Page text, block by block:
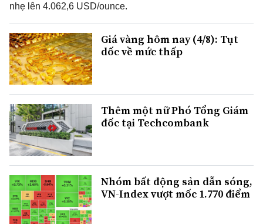
nhẹ lên 4.062,6 USD/ounce.
Giá vàng hôm nay (4/8): Tụt
dốc về mức thấp
Thêm một nữ Phó Tổng Giám
đốc tại Techcombank
Nhóm bất động sản dẫn sóng,
VN-Index vượt mốc 1.770 điểm